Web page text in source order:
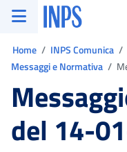
Vai al menu principale
Vai al contenuto principale
Vai al pie' di pagina
INPS ()
Home INPS Comunica
Messaggi e Normativa
del 14-